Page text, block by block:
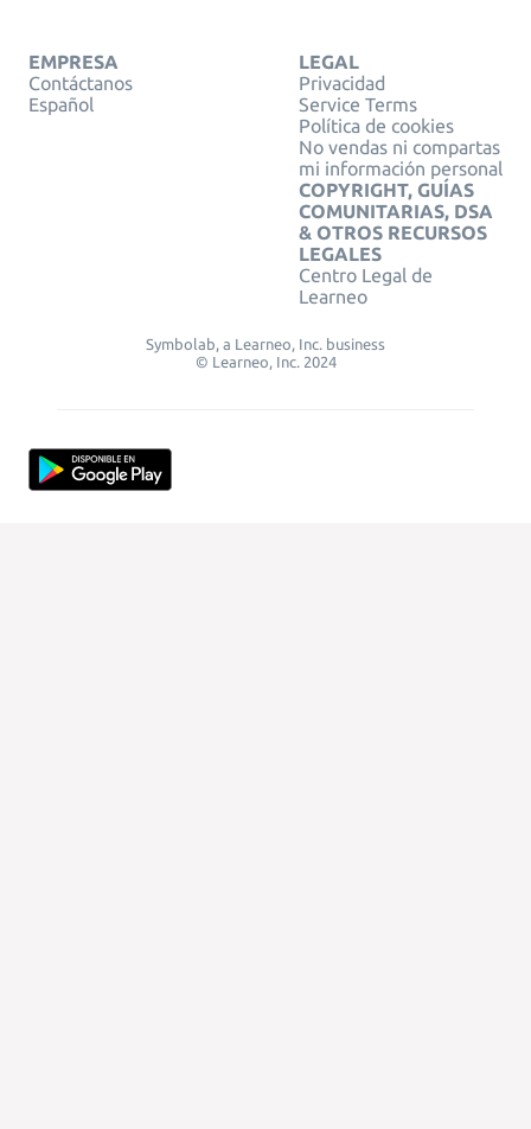
EMPRESA
Contáctanos
Español
LEGAL
Privacidad
Service Terms
Política de cookies
No vendas ni compartas
mi información personal
COPYRIGHT, GUÍAS
COMUNITARIAS, DSA
& OTROS RECURSOS
LEGALES
Centro Legal de
Learneo
Symbolab, a Learneo, Inc. business
© Learneo, Inc. 2024